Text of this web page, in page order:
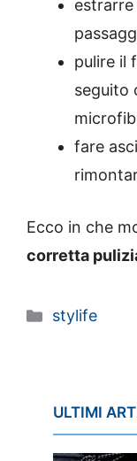
pulire il
seguito
fare
Ecco in che
corretta
Categorie
stylife
ULTIMI